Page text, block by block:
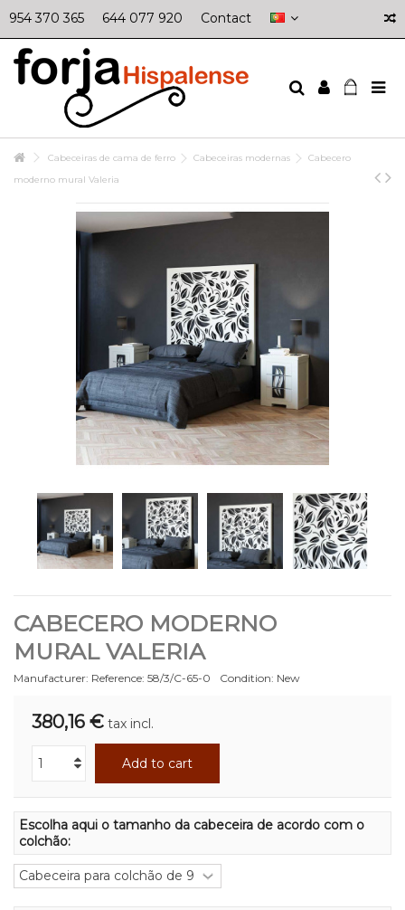
954 370 365 644 077 920 Contact
Cabeceiras de cama de ferro Cabeceiras modernas
Cabecero
moderno mural Valeria
CABECERO MODERNO
MURAL VALERIA
Manufacturer: Reference: 58/3/C-65-0 Condition: New
380,16 € tax incl.
Add to cart
Escolha aqui o tamanho da cabeceira de acordo com o
colchão: